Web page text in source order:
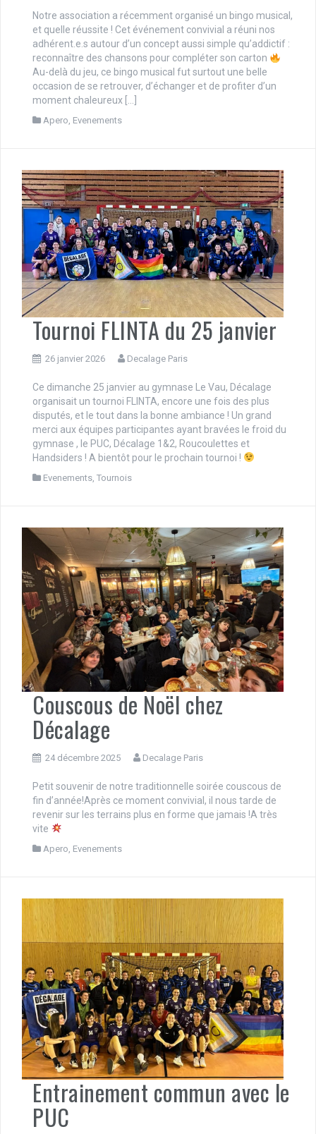
Notre association a récemment organisé un bingo musical,
et quelle réussite ! Cet événement convivial a réuni nos
adhérent.e.s autour d’un concept aussi simple qu’addictif :
reconnaître des chansons pour compléter son carton
Au-delà du jeu, ce bingo musical fut surtout une belle
occasion de se retrouver, d’échanger et de profiter d’un
moment chaleureux […]
Apero, Evenements
Tournoi FLINTA du 25 janvier
26 janvier 2026 Decalage Paris
Ce dimanche 25 janvier au gymnase Le Vau, Décalage
organisait un tournoi FLINTA, encore une fois des plus
disputés, et le tout dans la bonne ambiance ! Un grand
merci aux équipes participantes ayant bravées le froid du
gymnase , le PUC, Décalage 1&2, Roucoulettes et
Handsiders ! A bientôt pour le prochain tournoi !
Evenements, Tournois
Couscous de Noël chez
Décalage
24 décembre 2025 Decalage Paris
Petit souvenir de notre traditionnelle soirée couscous de
fin d’année!Après ce moment convivial, il nous tarde de
revenir sur les terrains plus en forme que jamais !A très
vite
Apero Evenements
Entrainement commun avec le
PUC